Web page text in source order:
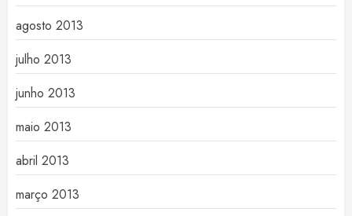
agosto 2013
julho 2013
junho 2013
maio 2013
abril 2013
março 2013